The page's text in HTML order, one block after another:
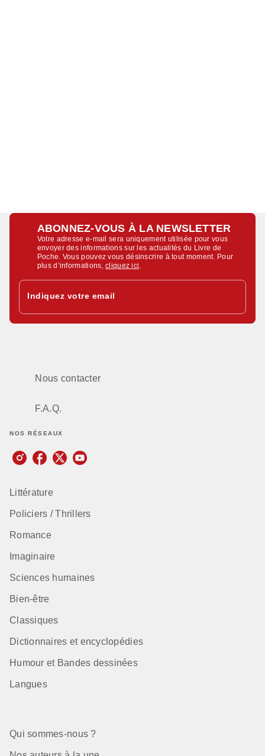
ABONNEZ-VOUS À LA NEWSLETTER
Votre adresse e-mail sera uniquement utilisée pour vous
envoyer des informations sur les actualités du Livre de
Poche. Vous pouvez vous désinscrire à tout moment. Pour
plus d’informations,cliquez ici.
Indiquez votre email
Nous contacter
F.A.Q.
NOS RÉSEAUX
Littérature
Policiers / Thrillers
Romance
Imaginaire
Sciences humaines
Bien-être
Classiques
Dictionnaires et encyclopédies
Humour et Bandes dessinées
Langues
Qui sommes-nous ?